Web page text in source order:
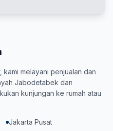
melayani penjualan dan
Jabodetabek dan
kunjungan ke rumah atau
Jakarta Pusat